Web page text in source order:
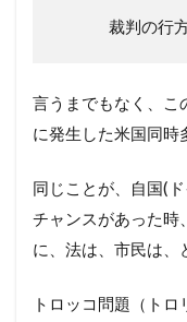
裁判の行
言うまでもなく、
に発生した米国同時
同じことが、自国(
チャンスがあった時
に、法は、市民は、
トロッコ問題（ト